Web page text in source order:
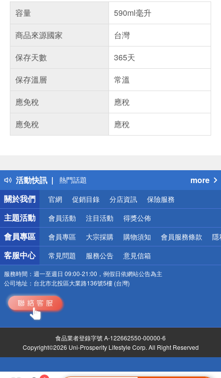
容量
590ml毫升
商品來源國家
台灣
保存天數
365天
保存溫層
常溫
應免稅
應稅
應免稅
應稅
活動快訊
得獎公告
熱門話題
銀行優惠
偏遠地區配送
詐騙網頁！請小心！
more
關於我們
官網 促銷目錄 分店資訊 保險服務
主題活動 會員活動 注目活動 得獎公佈
會員專區 會員專區 大宗採購 購物須知 會員服務條款 隱
客服中心 常見問題 服務公告 意見信箱
服務時間： 週一至週日 09:00-21:00，例假日依網站公告為主
公司地址： 台北市北投區大業路136號5樓 (台灣)
食品業者登錄字號 A-122662550-00000-6
Copyright©2026 Uni-Prosperity Lifestyle Corp. All Right Reserved